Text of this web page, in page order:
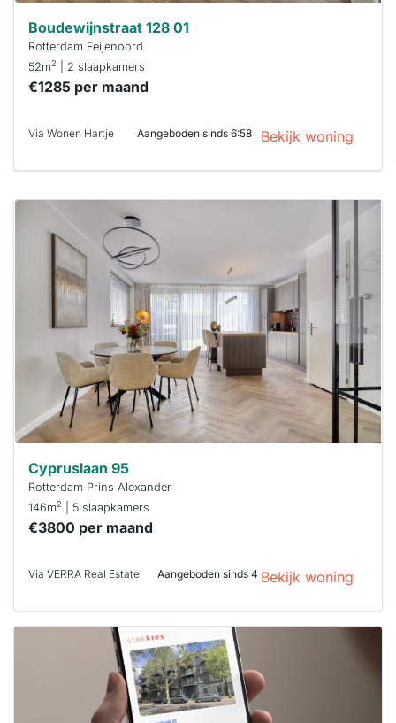
Boudewijnstraat 128 01
Rotterdam Feijenoord
52m2 | 2 slaapkamers
€1285 per maand
Via Wonen Hartje Aangeboden sinds 6:58 Bekijk woning
Deze woning
is
waarschijnlijk
Om kans te
maken moet je
binnen 15
reageren.
je hierbij!
Cypruslaan 95
Rotterdam Prins Alexander
146m2 | 5 slaapkamers
€3800 per maand
Via VERRA Real Estate Aangeboden sinds 4 Bekijk woning